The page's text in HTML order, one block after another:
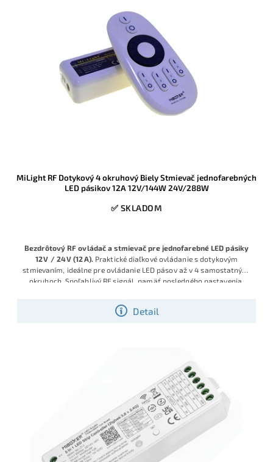
MiLight RF Dotykový 4 okruhový Biely Stmievač jednofarebných
LED pásikov 12A 12V/144W 24V/288W
✅ SKLADOM
Detail
Bezdrôtový RF ovládač a stmievač pre jednofarebné LED pásiky
12 V / 24 V (12 A). Praktické diaľkové ovládanie s dotykovým
stmievaním, ideálne pre ovládanie LED pásov až v 4 samostatných
okruhoch. Spoľahlivý RF signál, pamäť posledného nastavenia,